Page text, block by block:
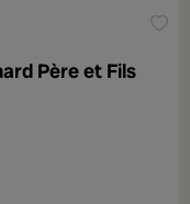
Père et Fils